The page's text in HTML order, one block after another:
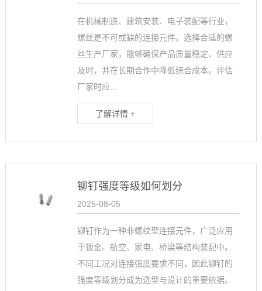
在机械制造、建筑安装、电子装配等行业，
螺丝是不可或缺的连接元件。选择合适的螺
丝生产厂家，能够确保产品质量稳定、供应
及时，并在长期合作中降低综合成本。评估
厂家时应...
了解详情 +
铆钉强度等级如何划分
2025-08-05
铆钉作为一种非螺纹型连接元件，广泛应用
于钣金、航空、家电、桥梁等结构装配中。
不同工况对连接强度要求不同，因此铆钉的
强度等级划分成为选型与设计的重要依据。